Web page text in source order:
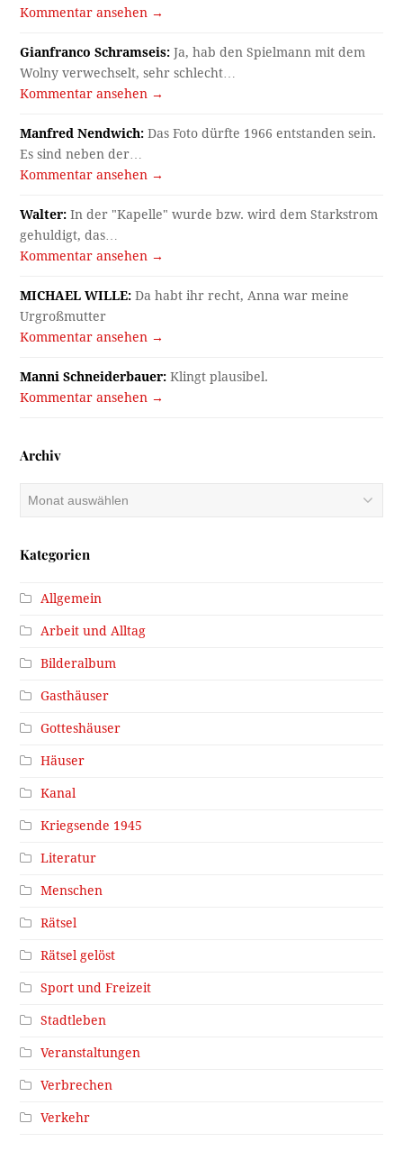
Kommentar ansehen →
Gianfranco Schramseis: Ja, hab den Spielmann mit dem
Wolny verwechselt, sehr schlecht…
Kommentar ansehen →
Manfred Nendwich: Das Foto dürfte 1966 entstanden sein.
Es sind neben der…
Kommentar ansehen →
Walter: In der "Kapelle" wurde bzw. wird dem Starkstrom
gehuldigt, das…
Kommentar ansehen →
MICHAEL WILLE: Da habt ihr recht, Anna war meine
Urgroßmutter
Kommentar ansehen →
Manni Schneiderbauer: Klingt plausibel.
Kommentar ansehen →
Archiv
Kategorien
Allgemein
Arbeit und Alltag
Bilderalbum
Gasthäuser
Gotteshäuser
Häuser
Kanal
Kriegsende 1945
Literatur
Menschen
Rätsel
Rätsel gelöst
Sport und Freizeit
Stadtleben
Veranstaltungen
Verbrechen
Verkehr